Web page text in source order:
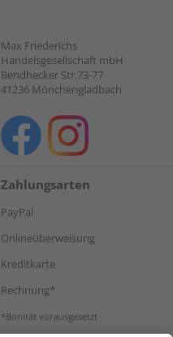
Max Friederichs
Handelsgesellschaft mbH
Bendhecker Str.73-77
41236 Mönchengladbach
Zahlungsarten
PayPal
Onlineüberweisung
Kreditkarte
Rechnung*
*Bonität vorausgesetzt